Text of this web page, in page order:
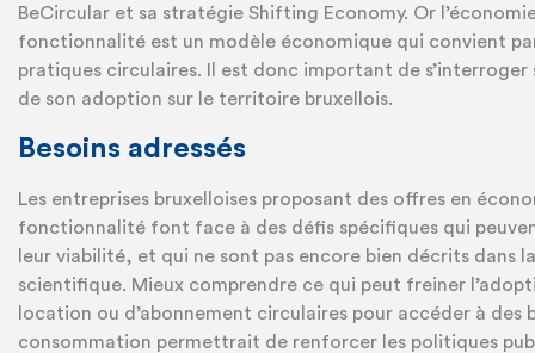
BeCircular et sa stratégie Shifting Economy. Or
fonctionnalité est un modèle économique qui convient
pratiques circulaires. Il est donc important de s’interroger
de son adoption sur le territoire bruxellois.
Besoins adressés
Les entreprises bruxelloises proposant des offres en
fonctionnalité font face à des défis spécifiques qui
leur viabilité, et qui ne sont pas encore bien décrits dans
scientifique. Mieux comprendre ce qui peut freiner
location ou d’abonnement circulaires pour accéder à des
consommation permettrait de renforcer les politiques